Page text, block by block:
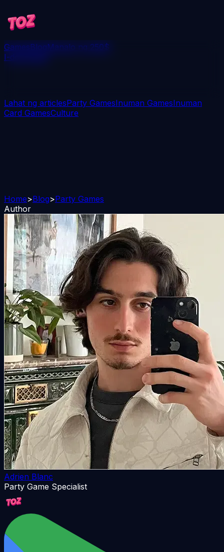
GamesBlogManalo ng 250$
I-download
Lahat ng articlesParty GamesInuman GamesInuman
Card GamesCulture
Home>Blog>Party Games
Author
Adrien Blanc
Party Game Specialist